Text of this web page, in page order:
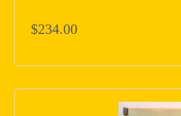
$234.00